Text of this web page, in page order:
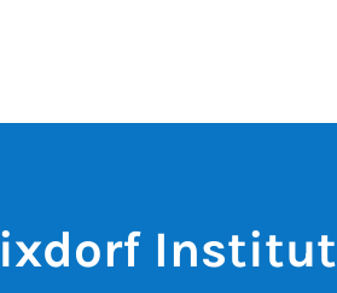
Institut